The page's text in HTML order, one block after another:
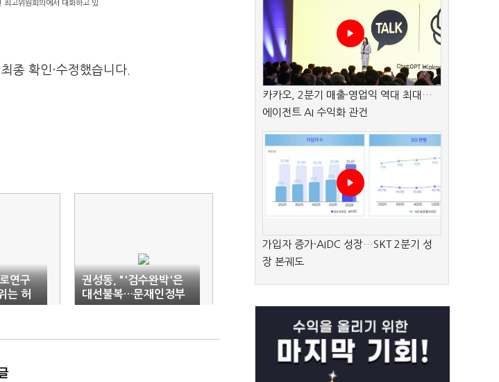
고위원회의에서 대화하고 있
종 확인·수정했습니다.
연구
는 허
권성동, "'검수완박'은
대선불복…문재인정부
수사방해 목적"
카카오, 2분기 매출·영업익 역대 최대…
에이전트 AI 수익화 관건
가입자 증가·AIDC 성장…SKT 2분기 성
장 본궤도